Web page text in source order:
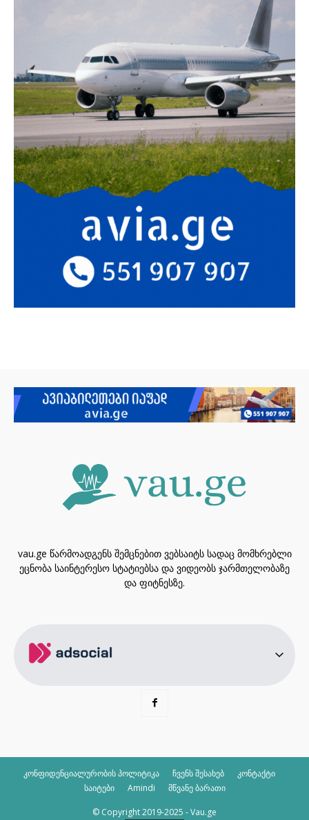
vau.ge წარმოადგენს შემცნებით ვებსაიტს სადაც მომხრებლი
ეცნობა საინტერესო სტატიებსა და ვიდეობს ჯარმთელობაზე
და ფიტნესზე.
კონფიდენციალურობის პოლიტიკა ჩვენს შესახებ
კონტაქტი
საიტები
Amindi მწვანე ბარათი
© Copyright 2019-2025 - Vau.ge